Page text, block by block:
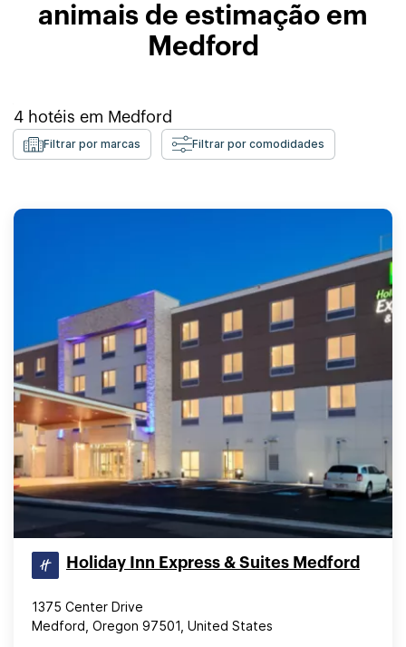
animais de estimação em
Medford
4 hotéis em Medford
Filtrar por marcas Filtrar por comodidades
Holiday Inn Express & Suites Medford
1375 Center Drive
Medford, Oregon 97501, United States